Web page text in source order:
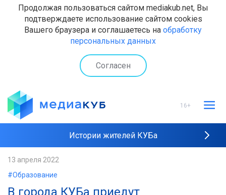
Продолжая пользоваться сайтом mediakub.net, Вы
подтверждаете использование сайтом cookies
Вашего браузера и соглашаетесь на обработку
персональных данных
Согласен
16+
Истории жителей КУБа
13 апреля 2022
#Образование
В города КУБа приедут